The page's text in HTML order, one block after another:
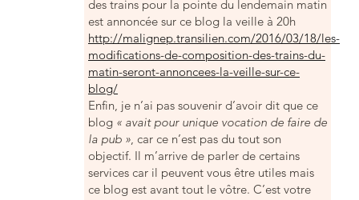
des trains pour la pointe du lendemain matin
est annoncée sur ce blog la veille à 20h
http://malignep.transilien.com/2016/03/18/les-
modifications-de-composition-des-trains-du-
matin-seront-annoncees-la-veille-sur-ce-
blog/
Enfin, je n’ai pas souvenir d’avoir dit que ce
blog « avait pour unique vocation de faire de
la pub », car ce n’est pas du tout son
objectif. Il m’arrive de parler de certains
services car il peuvent vous être utiles mais
ce blog est avant tout le vôtre. C’est votre